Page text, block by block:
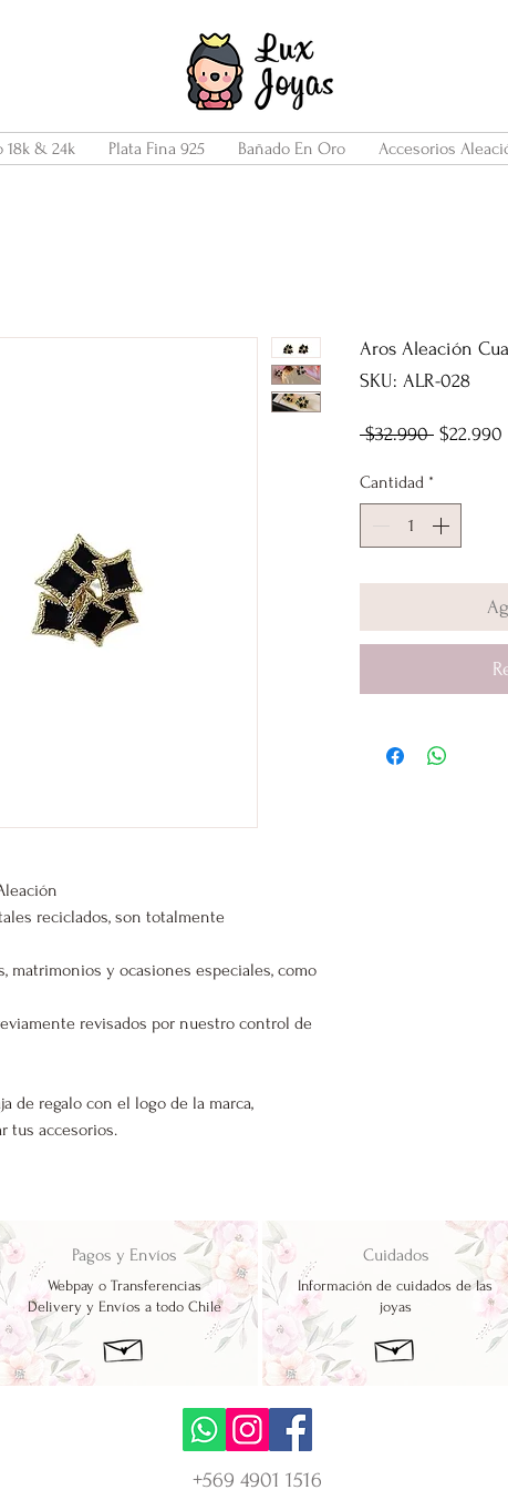
18k & 24k Plata Fina 925 Bañado En Oro Accesorios
reciclados, son totalmente
matrimonios y ocasiones especiales, como
revisados por nuestro control de
de regalo con el logo de la marca,
tus accesorios.
Aros Aleación
SKU: ALR-028
$32.990 Precio
$22.990
Cantidad *
Pagos y Envíos
Webpay o Transferencias
Delivery y Envíos a todo Chile
Cuidados
Información de cuidados de las
joyas
+569 4901 1516